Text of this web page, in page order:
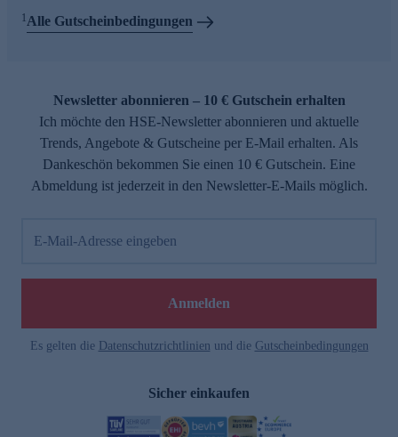
1Alle Gutscheinbedingungen
Newsletter abonnieren – 10 € Gutschein erhalten
Ich möchte den HSE-Newsletter abonnieren und aktuelle
Trends, Angebote & Gutscheine per E-Mail erhalten. Als
Dankeschön bekommen Sie einen 10 € Gutschein. Eine
Abmeldung ist jederzeit in den Newsletter-E-Mails möglich.
E-Mail-Adresse eingeben
Anmelden
Es gelten die Datenschutzrichtlinien und die Gutscheinbedingungen
Sicher einkaufen